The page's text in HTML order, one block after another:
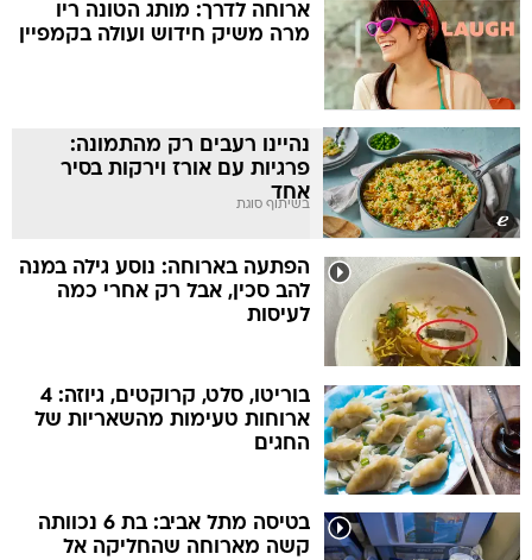
ארוחה לדרך: מותג הטונה ריו
מרה משיק חידוש ועולה בקמפיין
נהיינו רעבים רק מהתמונה:
פרגיות עם אורז וירקות בסיר
אחד
בשיתוף סוגת
הפתעה בארוחה: נוסע גילה במנה
להב סכין, אבל רק אחרי כמה
לעיסות
בוריטו, סלט, קרוקטים, גיוזה: 4
ארוחות טעימות מהשאריות של
החגים
בטיסה מתל אביב: בת 6 נכוותה
קשה מארוחה שהחליקה אל